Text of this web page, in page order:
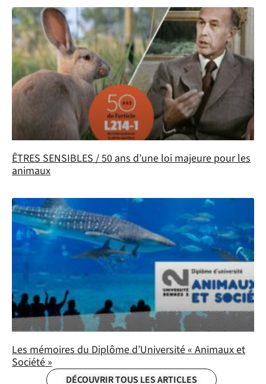
ÊTRES SENSIBLES / 50 ans d’une loi majeure pour les
animaux
Les mémoires du Diplôme d’Université « Animaux et
Société »
DÉCOUVRIR TOUS LES ARTICLES